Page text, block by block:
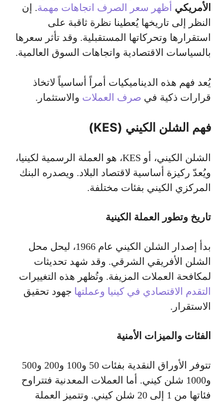
الأمريكي أظهر سعر الصرف اتجاهات مهمة. إن
النظر إلى تاريخها يُعطينا نظرة ثاقبة على
استقرارها وتحركاتها المستقبلية. وقد تأثر سعرها
بالسياسات الاقتصادية واتجاهات السوق العالمية.
يُعد فهم هذه الديناميكيات أمراً أساسياً لاتخاذ
قرارات ذكية في صرف العملات والاستثمار.
فهم الشلن الكيني (KES)
الشلن الكيني، أو KES، هو العملة الرسمية لكينيا،
ويُعدّ ركيزة أساسية لاقتصاد البلاد. ويصدره البنك
المركزي الكيني بفئات مختلفة.
تاريخ وتطور العملة الكينية
بدأ إصدار الشلن الكيني عام 1966، ليحل محل
الشلن الأفريقي الشرقي. وقد شهد تحديثات
لمكافحة العملات المزيفة. وتُظهر هذه التغييرات
التقدم الاقتصادي في كينيا وعملتها جهود تحقيق
الاستقرار.
الفئات والميزات الأمنية
تتوفر الأوراق النقدية بفئات 50 و100 و200 و500
و1000 شلن كيني. أما العملات المعدنية فتتراوح
فئاتها من 1 إلى 20 شلن كيني. وتتميز العملة